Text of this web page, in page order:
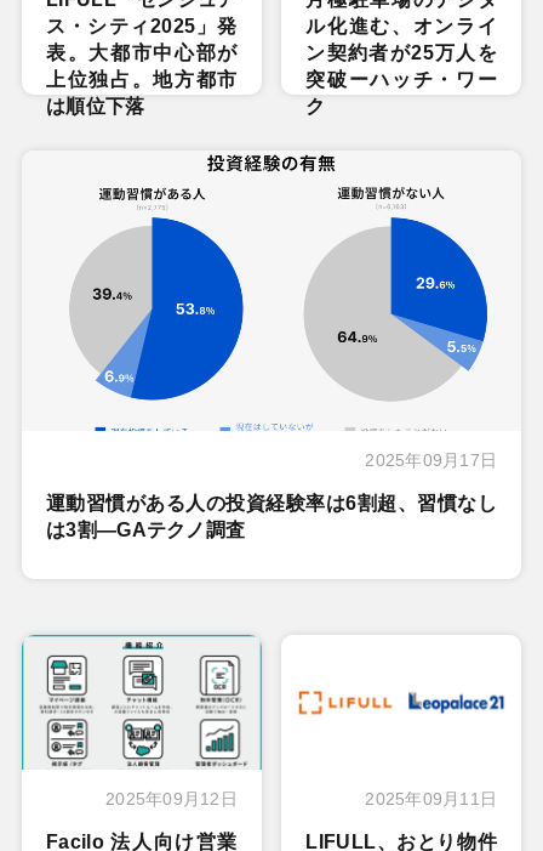
ス・シティ2025」発
表。大都市中心部が
上位独占。地方都市
は順位下落
ル化進む、オンライ
ン契約者が25万人を
突破ーハッチ・ワー
ク
2025年09月17日
運動習慣がある人の投資経験率は6割超、習慣なし
は3割―GAテクノ調査
2025年09月12日
Facilo 法人向け営業
2025年09月11日
LIFULL、おとり物件